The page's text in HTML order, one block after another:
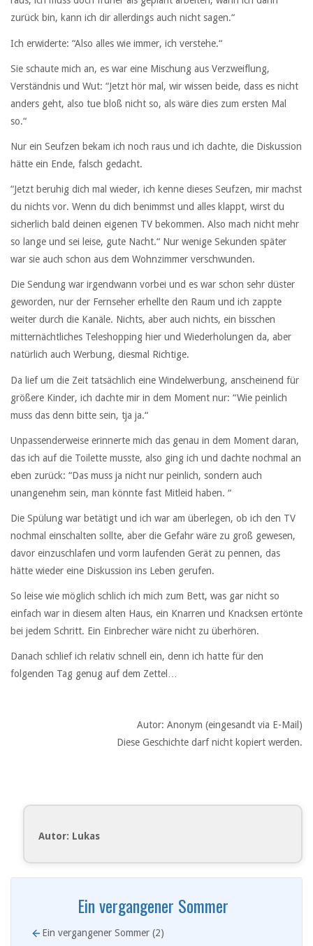
zurück bin, kann ich dir allerdings auch nicht sagen.“
Ich erwiderte: “Also alles wie immer, ich verstehe.“
Sie schaute mich an, es war eine Mischung aus Verzweiflung,
Verständnis und Wut: “Jetzt hör mal, wir wissen beide, dass es nicht
anders geht, also tue bloß nicht so, als wäre dies zum ersten Mal
so.“
Nur ein Seufzen bekam ich noch raus und ich dachte, die Diskussion
hätte ein Ende, falsch gedacht.
“Jetzt beruhig dich mal wieder, ich kenne dieses Seufzen, mir machst
du nichts vor. Wenn du dich benimmst und alles klappt, wirst du
sicherlich bald deinen eigenen TV bekommen. Also mach nicht mehr
so lange und sei leise, gute Nacht.“ Nur wenige Sekunden später
war sie auch schon aus dem Wohnzimmer verschwunden.
Die Sendung war irgendwann vorbei und es war schon sehr düster
geworden, nur der Fernseher erhellte den Raum und ich zappte
weiter durch die Kanäle. Nichts, aber auch nichts, ein bisschen
mitternächtliches Teleshopping hier und Wiederholungen da, aber
natürlich auch Werbung, diesmal Richtige.
Da lief um die Zeit tatsächlich eine Windelwerbung, anscheinend für
größere Kinder, ich dachte mir in dem Moment nur: “Wie peinlich
muss das denn bitte sein, tja ja.“
Unpassenderweise erinnerte mich das genau in dem Moment daran,
das ich auf die Toilette musste, also ging ich und dachte nochmal an
eben zurück: “Das muss ja nicht nur peinlich, sondern auch
unangenehm sein, man könnte fast Mitleid haben. “
Die Spülung war betätigt und ich war am überlegen, ob ich den TV
nochmal einschalten sollte, aber die Gefahr wäre zu groß gewesen,
davor einzuschlafen und vorm laufenden Gerät zu pennen, das
hätte wieder eine Diskussion ins Leben gerufen.
So leise wie möglich schlich ich mich zum Bett, was gar nicht so
einfach war in diesem alten Haus, ein Knarren und Knacksen ertönte
bei jedem Schritt. Ein Einbrecher wäre nicht zu überhören.
Danach schlief ich relativ schnell ein, denn ich hatte für den
folgenden Tag genug auf dem Zettel…
Autor: Anonym (eingesandt via E-Mail)
Diese Geschichte darf nicht kopiert werden.
Autor: Lukas
Ein vergangener Sommer
Ein vergangener Sommer (2)